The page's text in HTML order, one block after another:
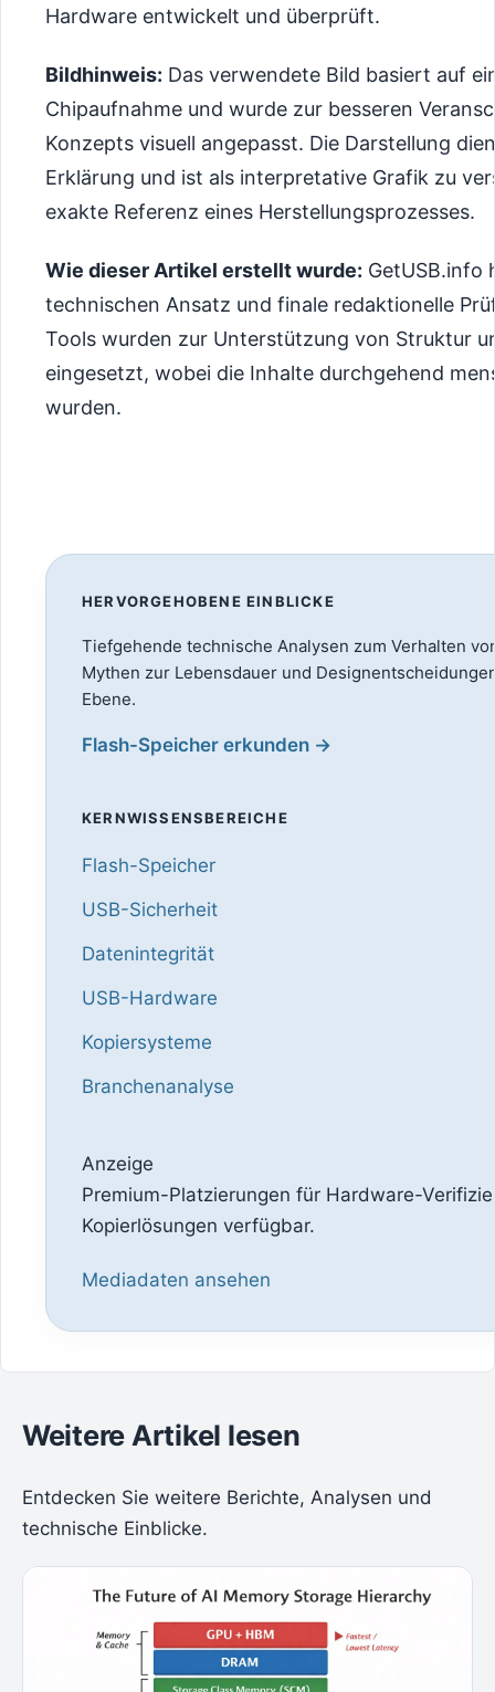
Hardware entwickelt und überprüft.
Bildhinweis: Das verwendete Bild basiert auf
Chipaufnahme und wurde zur besseren
Konzepts visuell angepasst. Die Darstellung
Erklärung und ist als interpretative Grafik zu
exakte Referenz eines Herstellungsprozesses.
Wie dieser Artikel erstellt wurde: GetUSB.info
technischen Ansatz und finale redaktionelle
Tools wurden zur Unterstützung von Struktur
eingesetzt, wobei die Inhalte durchgehend
wurden.
HERVORGEHOBENE EINBLICKE
Tiefgehende technische Analysen zum Verhalten
Mythen zur Lebensdauer und
Ebene.
Flash-Speicher erkunden →
KERNWISSENSBEREICHE
Flash-Speicher
USB-Sicherheit
Datenintegrität
USB-Hardware
Kopiersysteme
Branchenanalyse
Anzeige
Premium-Platzierungen für Hardware-
Kopierlösungen verfügbar.
Mediadaten ansehen
Weitere Artikel lesen
Entdecken Sie weitere Berichte, Analysen und
technische Einblicke.